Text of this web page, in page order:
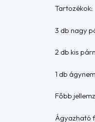
Tartozékok:
3 db nagy
2 db kis
1 db
Főbb
Ágyazható